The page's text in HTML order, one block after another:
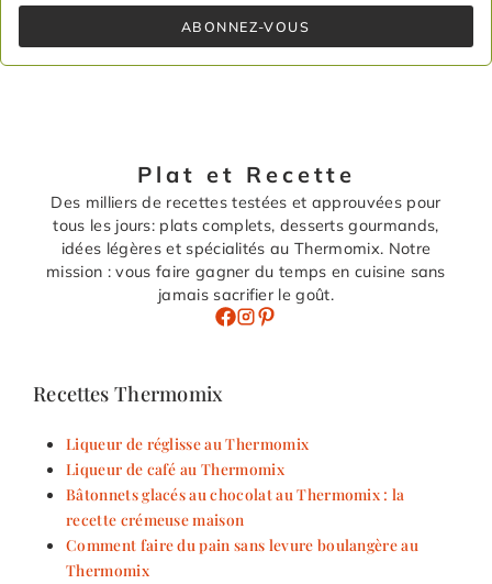
ABONNEZ-VOUS
Plat et Recette
Des milliers de recettes testées et approuvées pour
tous les jours: plats complets, desserts gourmands,
idées légères et spécialités au Thermomix. Notre
mission : vous faire gagner du temps en cuisine sans
jamais sacrifier le goût.
Recettes Thermomix
Liqueur de réglisse au Thermomix
Liqueur de café au Thermomix
Bâtonnets glacés au chocolat au Thermomix : la
recette crémeuse maison
Comment faire du pain sans levure boulangère au
Thermomix